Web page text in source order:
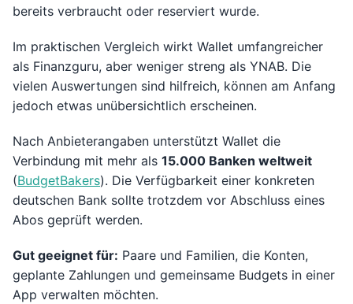
bereits verbraucht oder reserviert wurde.
Im praktischen Vergleich wirkt Wallet umfangreicher
als Finanzguru, aber weniger streng als YNAB. Die
vielen Auswertungen sind hilfreich, können am Anfang
jedoch etwas unübersichtlich erscheinen.
Nach Anbieterangaben unterstützt Wallet die
Verbindung mit mehr als 15.000 Banken weltweit
(BudgetBakers). Die Verfügbarkeit einer konkreten
deutschen Bank sollte trotzdem vor Abschluss eines
Abos geprüft werden.
Gut geeignet für: Paare und Familien, die Konten,
geplante Zahlungen und gemeinsame Budgets in einer
App verwalten möchten.